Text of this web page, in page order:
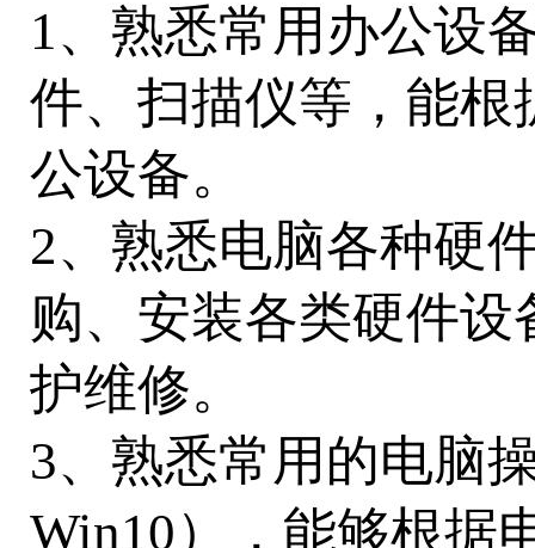
1、熟悉常用办公设
件、扫描仪等，能
公设备。
2、熟悉电脑各种硬
购、安装各类硬件
护维修。
3、熟悉常用的电脑
Win10），能够根据